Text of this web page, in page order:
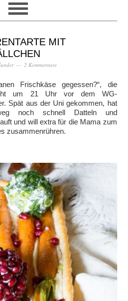
MIT
2 Kommentare
Frischkäse gegessen?“, die
um 21 Uhr vor dem WG-
Spät aus der Uni gekommen, hat
noch schnell Datteln und
und will extra für die Mama zum
zusammenrühren.